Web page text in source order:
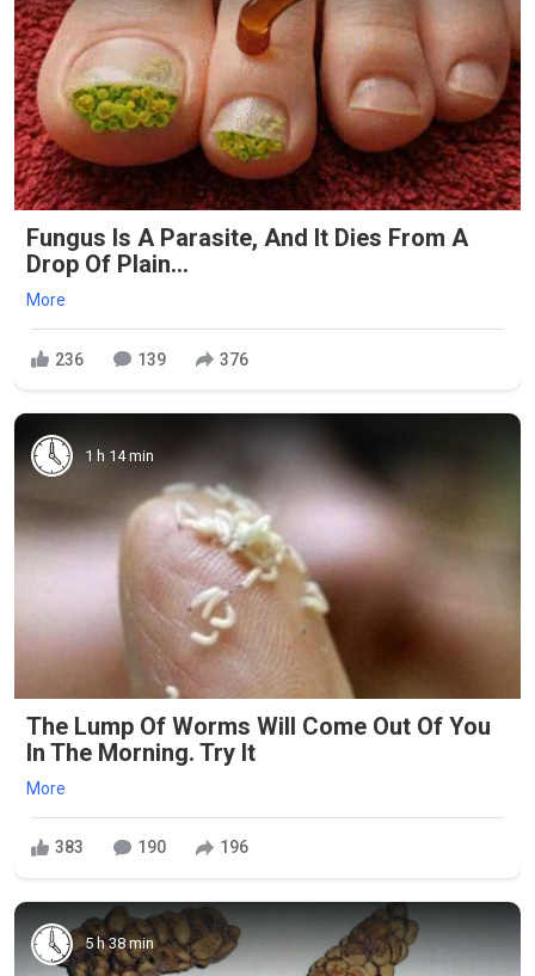
Fungus Is A Parasite, And It Dies From A
Drop Of Plain...
More
236 139 376
1 h 14 min
The Lump Of Worms Will Come Out Of You
In The Morning. Try It
More
383 190 196
5 h 38 min